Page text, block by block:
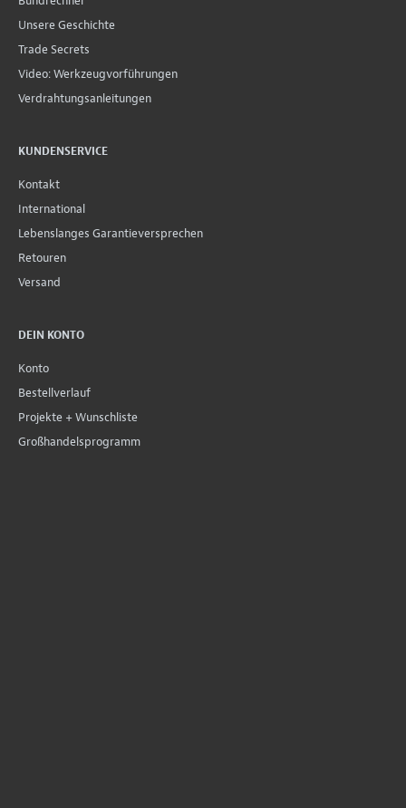
Unsere Geschichte
Trade Secrets
Video: Werkzeugvorführungen
Verdrahtungsanleitungen
KUNDENSERVICE
Kontakt
International
Lebenslanges Garantieversprechen
Retouren
Versand
DEIN KONTO
Konto
Bestellverlauf
Projekte + Wunschliste
Großhandelsprogramm